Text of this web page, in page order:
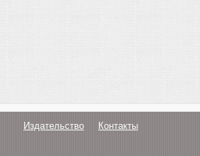
Издательство Контакты